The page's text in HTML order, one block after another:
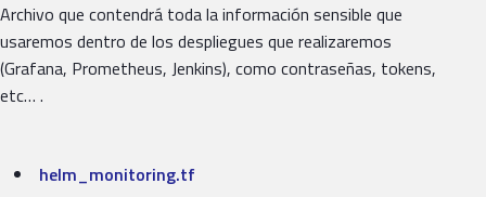
Archivo que contendrá toda la información sensible que
usaremos dentro de los despliegues que realizaremos
(Grafana, Prometheus, Jenkins), como contraseñas, tokens,
etc… .
helm_monitoring.tf